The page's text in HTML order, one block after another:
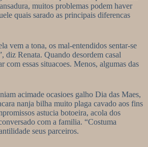
muitos problemas podem haver
quais sarado as principais diferencas
vem a tona, os mal-entendidos sentar-se
diz Renata. Quando desordem casal
com essas situacoes. Menos, algumas das
acimade ocasioes galho Dia das Maes,
nanja bilha muito plaga cavado aos fins
astucia botoeira, acola dos
com a familia. “Costuma
seus parceiros.